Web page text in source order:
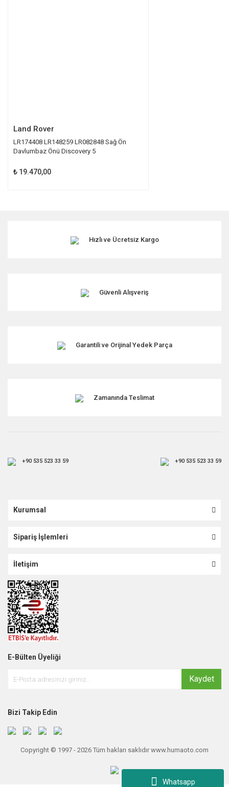
Whatsapp
Land Rover
LR174408 LR148259 LR082848 Sağ Ön
Davlumbaz Önü Discovery 5
₺ 19.470,00
Hızlı ve Ücretsiz Kargo
Güvenli Alışveriş
Garantili ve Orijinal Yedek Parça
Zamanında Teslimat
+90 535 523 33 59 +90 535 523 33 59
Kurumsal
Sipariş İşlemleri
İletişim
E-Bülten Üyeliği
Kaydet
Bizi Takip Edin
Copyright © 1997 - 2026 Tüm hakları saklıdır www.humaoto.com